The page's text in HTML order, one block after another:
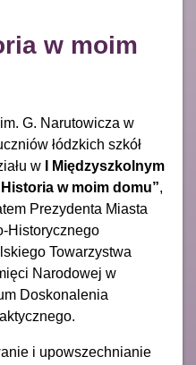
w moim
G. Narutowicza w
łódzkich szkół
w
I Międzyszkolnym
w moim domu”,
Prezydenta Miasta
Historycznego
Towarzystwa
Narodowej w
Doskonalenia
i upowszechnianie